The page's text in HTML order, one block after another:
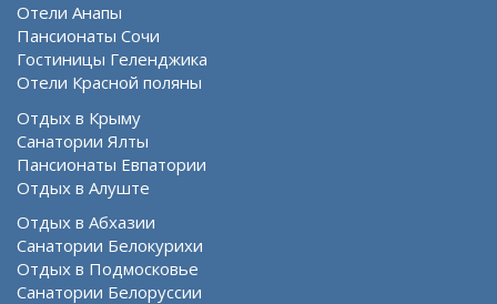
Отели Анапы
Пансионаты Сочи
Гостиницы Геленджика
Отели Красной поляны
Отдых в Крыму
Санатории Ялты
Пансионаты Евпатории
Отдых в Алуште
Отдых в Абхазии
Санатории Белокурихи
Отдых в Подмосковье
Санатории Белоруссии